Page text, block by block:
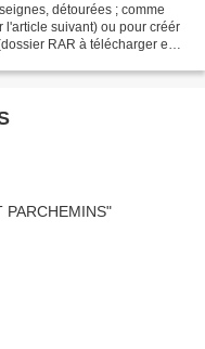
détourées ; comme
suivant) ou pour créér
RAR à télécharger en